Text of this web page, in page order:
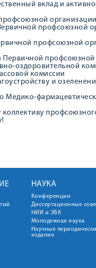
вклад и
профсоюзной
профсоюзной
Первичной
оздоровительной
комиссии
и
Медико-
НАУКА
Конференции
Диссертационные
НИИ и ЭБК
Молодежная наука
Научные
издания